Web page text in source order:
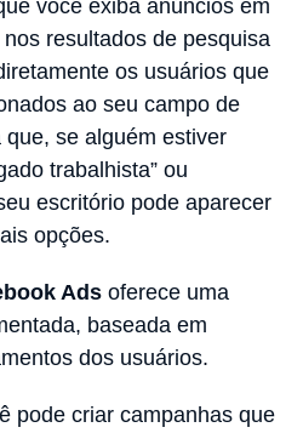
você exiba anúncios em
resultados de pesquisa
os usuários que
ao seu campo de
se alguém estiver
trabalhista” ou
escritório pode aparecer
opções.
Adsoferece uma
baseada em
dos usuários.
pode criar campanhas que